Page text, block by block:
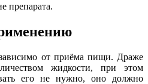
препарата.
от приёма пищи. Драже
жидкости, при этом
его не нужно, оно должно